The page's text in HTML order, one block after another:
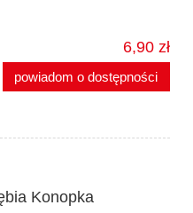
6,90 zł
powiadom o dostępności
Konopka